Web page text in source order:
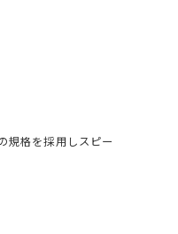
規格を採用しスピー